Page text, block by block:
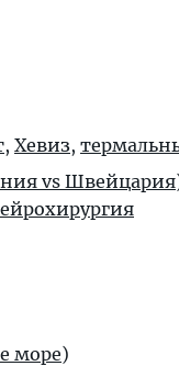
, Хевиз,
vs Швейцария
море)